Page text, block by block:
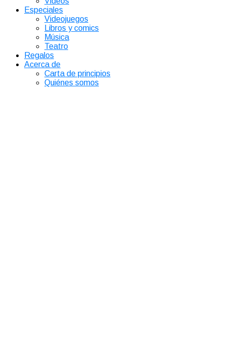
Especiales
Videojuegos
Libros y comics
Música
Teatro
Regalos
Acerca de
Carta de principios
Quiénes somos